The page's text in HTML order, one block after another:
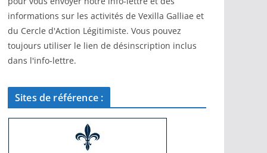
informations sur les activités de Vexilla Galliae et
du Cercle d'Action Légitimiste. Vous pouvez
toujours utiliser le lien de désinscription inclus
dans l'info-lettre.
Sites de référence :